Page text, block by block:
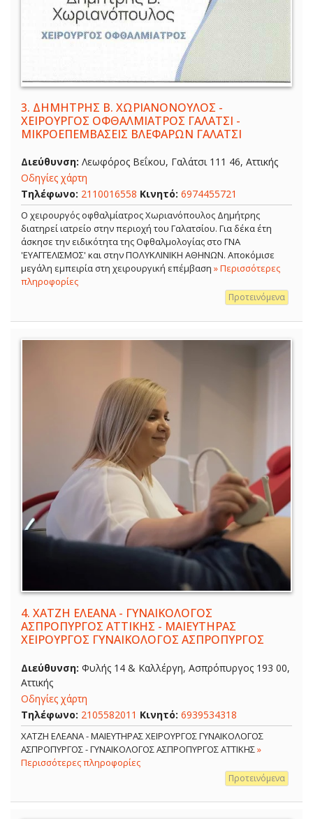
3. ΔΗΜΗΤΡΗΣ Β. ΧΩΡΙΑΝΟΝΟΥΛΟΣ -
ΧΕΙΡΟΥΡΓΟΣ ΟΦΘΑΛΜΙΑΤΡΟΣ ΓΑΛΑΤΣΙ -
ΜΙΚΡΟΕΠΕΜΒΑΣΕΙΣ ΒΛΕΦΑΡΩΝ ΓΑΛΑΤΣΙ
Διεύθυνση: Λεωφόρος Βεΐκου, Γαλάτσι 111 46, Αττικής
Οδηγίες χάρτη
Τηλέφωνο: 2110016558 Κινητό: 6974455721
Ο χειρουργός οφθαλμίατρος Χωριανόπουλος Δημήτρης
διατηρεί ιατρείο στην περιοχή του Γαλατσίου. Για δέκα έτη
άσκησε την ειδικότητα της Οφθαλμολογίας στο ΓΝΑ
'ΕΥΑΓΓΕΛΙΣΜΟΣ' και στην ΠΟΛΥΚΛΙΝΙΚΗ ΑΘΗΝΩΝ. Αποκόμισε
μεγάλη εμπειρία στη χειρουργική επέμβαση » Περισσότερες
πληροφορίες
Προτεινόμενα
4. ΧΑΤΖΗ ΕΛΕΑΝΑ - ΓΥΝΑΙΚΟΛΟΓΟΣ
ΑΣΠΡΟΠΥΡΓΟΣ ΑΤΤΙΚΗΣ - ΜΑΙΕΥΤΗΡΑΣ
ΧΕΙΡΟΥΡΓΟΣ ΓΥΝΑΙΚΟΛΟΓΟΣ ΑΣΠΡΟΠΥΡΓΟΣ
Διεύθυνση: Φυλής 14 & Καλλέργη, Ασπρόπυργος 193 00,
Αττικής
Οδηγίες χάρτη
Τηλέφωνο: 2105582011 Κινητό: 6939534318
ΧΑΤΖΗ ΕΛΕΑΝΑ - ΜΑΙΕΥΤΗΡΑΣ ΧΕΙΡΟΥΡΓΟΣ ΓΥΝΑΙΚΟΛΟΓΟΣ
ΑΣΠΡΟΠΥΡΓΟΣ - ΓΥΝΑΙΚΟΛΟΓΟΣ ΑΣΠΡΟΠΥΡΓΟΣ ΑΤΤΙΚΗΣ»
Περισσότερες πληροφορίες
Προτεινόμενα